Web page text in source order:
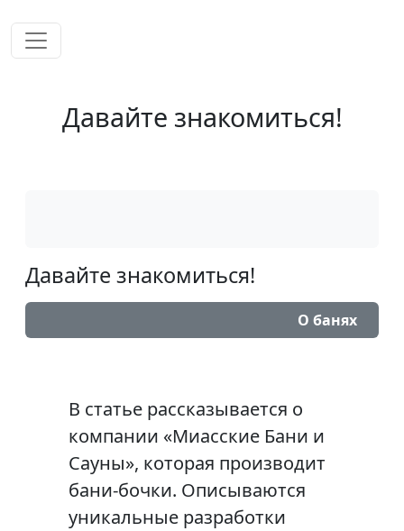
Давайте знакомиться!
Давайте знакомиться!
О банях
В статье рассказывается о
компании «Миасские Бани и
Сауны», которая производит
бани-бочки. Описываются
уникальные разработки